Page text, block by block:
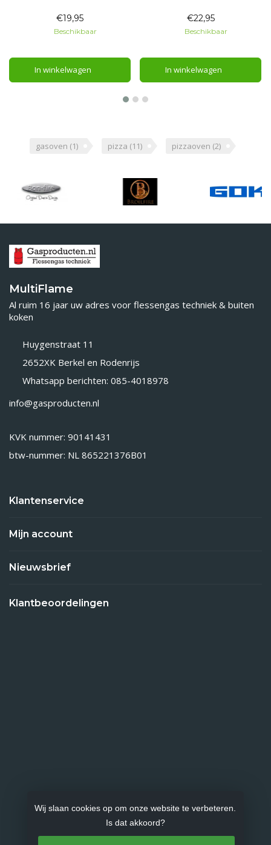
€19,95
Beschikbaar
In winkelwagen
€22,95
Beschikbaar
In winkelwagen
gasoven (1) pizza (11) pizzaoven (2)
MultiFlame
Al ruim 16 jaar uw adres voor flessengas techniek & buiten
koken
Huygenstraat 11
2652XK Berkel en Rodenrijs
Whatsapp berichten: 085-4018978
info@gasproducten.nl
KVK nummer: 90141431
btw-nummer: NL 865221376B01
Klantenservice
Mijn account
Nieuwsbrief
Klantbeoordelingen
Wij slaan cookies op om onze website te verbeteren.
Is dat akkoord?